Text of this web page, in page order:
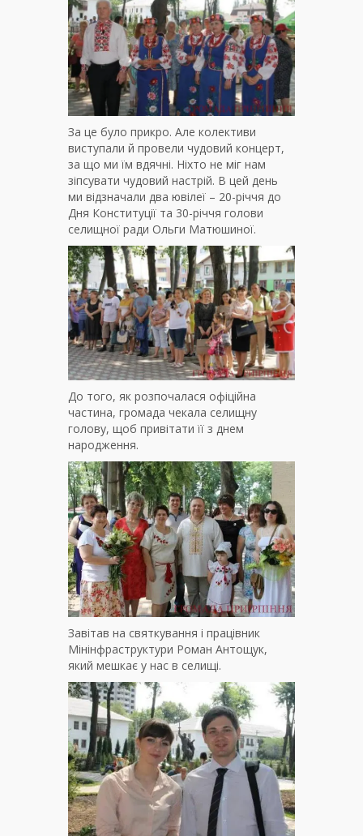
За це було прикро. Але колективи
виступали й провели чудовий концерт,
за що ми їм вдячні. Ніхто не міг нам
зіпсувати чудовий настрій. В цей день
ми відзначали два ювілеї – 20-річчя до
Дня Конституції та 30-річчя голови
селищної ради Ольги Матюшиної.
До того, як розпочалася офіційна
частина, громада чекала селищну
голову, щоб привітати її з днем
народження.
Завітав на святкування і працівник
Мінінфраструктури Роман Антощук,
який мешкає у нас в селищі.